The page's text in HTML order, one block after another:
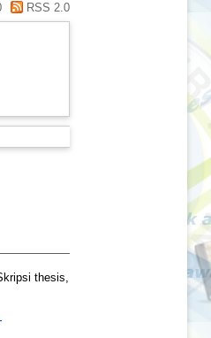
RSS 2.0
thesis,